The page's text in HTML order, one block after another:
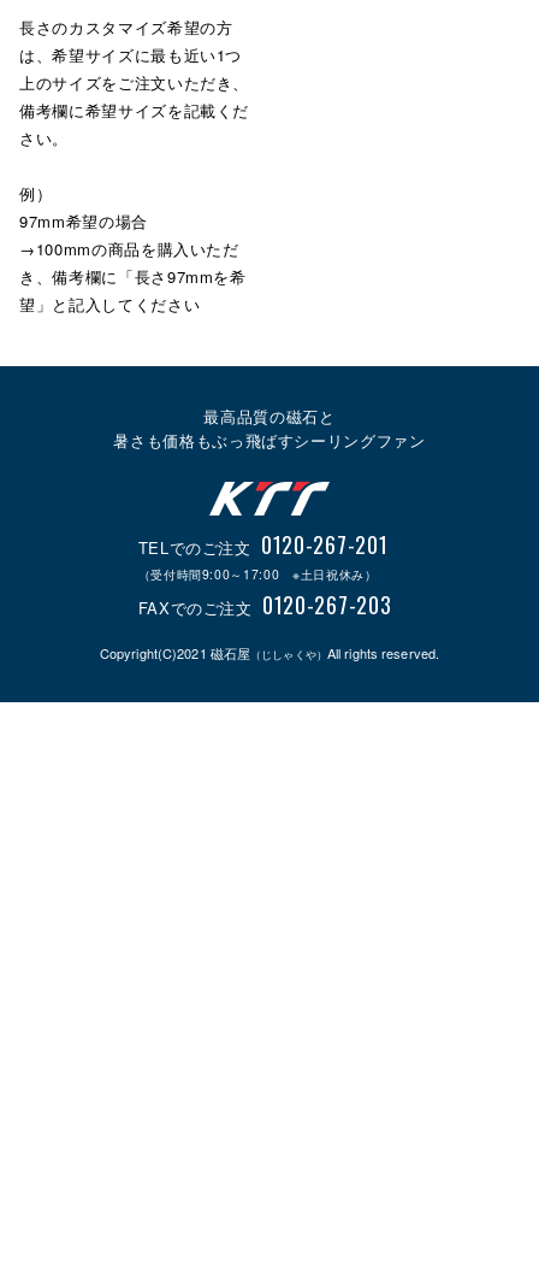
長さのカスタマイズ希望の方
は、希望サイズに最も近い1つ
上のサイズをご注文いただき、
備考欄に希望サイズを記載くだ
さい。
例）
97mm希望の場合
→100mmの商品を購入いただ
き、備考欄に「長さ97mmを希
望」と記入してください
最高品質の磁石と
暑さも価格もぶっ飛ばすシーリングファン
TELでのご注文 0120-267-201
（受付時間9:00～17:00 ※土日祝休み）
FAXでのご注文 0120-267-203
Copyright(C)2021 磁石屋 （じしゃくや） All rights reserved.